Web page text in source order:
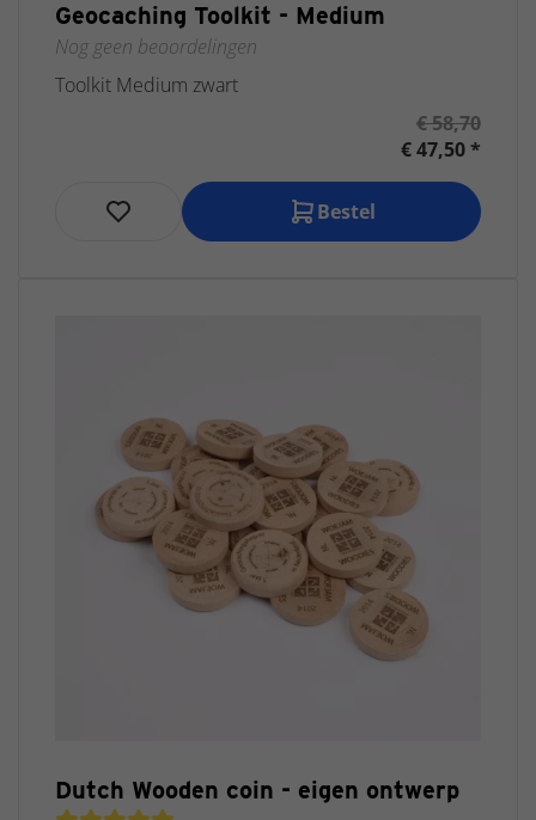
Geocaching Toolkit - Medium
Nog geen beoordelingen
Toolkit Medium zwart
€ 58,70
€ 47,50 *
Bestel
Dutch Wooden coin - eigen ontwerp